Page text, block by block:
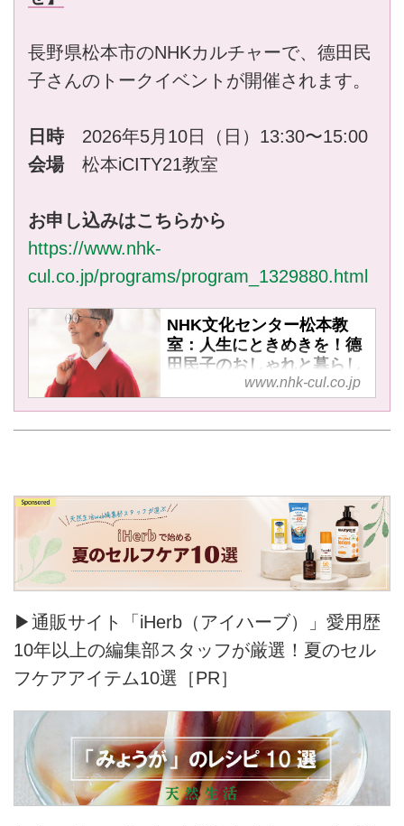
長野県松本市のNHKカルチャーで、德田民
子さんのトークイベントが開催されます。
日時2026年5月10日（日）13:30〜15:00
会場松本iCITY21教室
お申し込みはこちらから
https://www.nhk-
cul.co.jp/programs/program_1329880.html
NHK文化センター松本教
室：人生にときめきを！德
田民子のおしゃれと暮らし
www.nhk-cul.co.jp
▶通販サイト「iHerb（アイハーブ）」愛用歴
10年以上の編集部スタッフが厳選！夏のセル
フケアアイテム10選［PR］